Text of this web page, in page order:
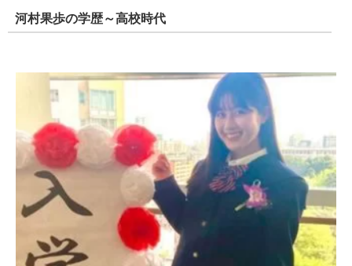
河村果歩の学歴～高校時代